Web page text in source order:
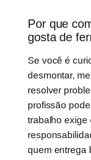
Por que
gosta de
Se você é
desmontar,
resolver
profissão
trabalho exige
quem entrega